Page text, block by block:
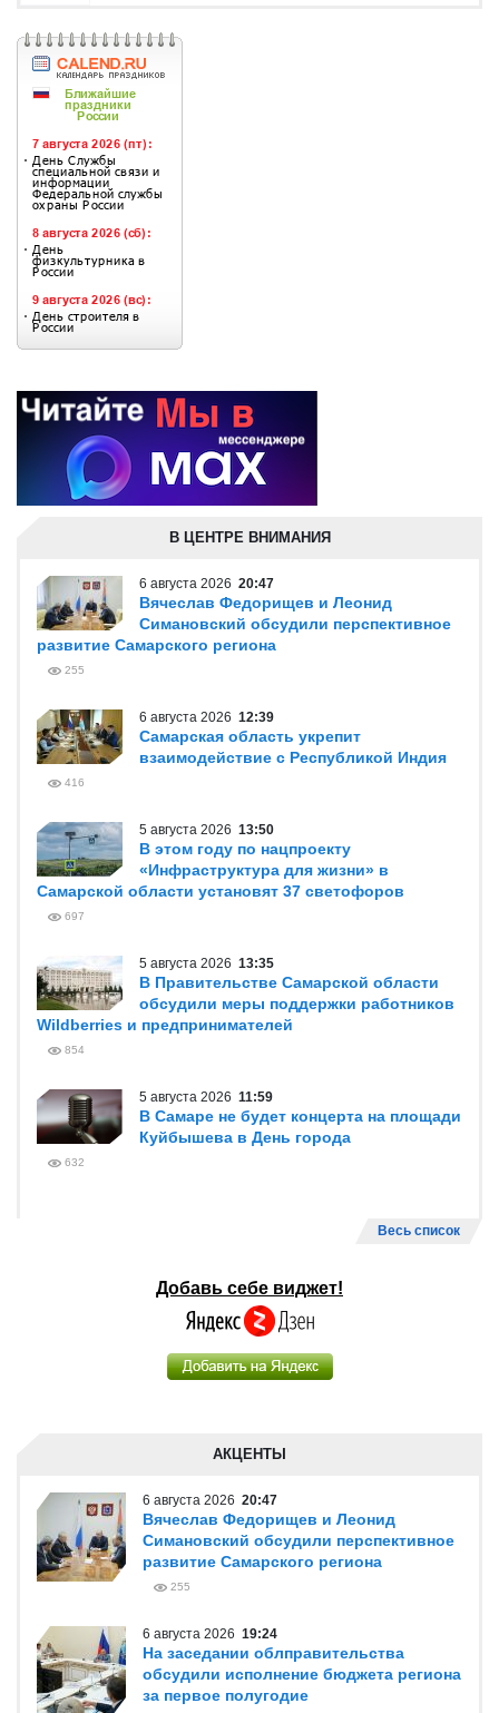
В ЦЕНТРЕ ВНИМАНИЯ
6 августа 2026 20:47
Вячеслав Федорищев и Леонид
Симановский обсудили перспективное
развитие Самарского региона
255
6 августа 2026 12:39
Самарская область укрепит
взаимодействие с Республикой Индия
416
5 августа 2026 13:50
В этом году по нацпроекту
«Инфраструктура для жизни» в
Самарской области установят 37 светофоров
697
5 августа 2026 13:35
В Правительстве Самарской области
обсудили меры поддержки работников
Wildberries и предпринимателей
854
5 августа 2026 11:59
В Самаре не будет концерта на площади
Куйбышева в День города
632
Весь список
Добавь себе виджет!
АКЦЕНТЫ
6 августа 2026 20:47
Вячеслав Федорищев и Леонид
Симановский обсудили перспективное
развитие Самарского региона
255
6 августа 2026 19:24
На заседании облправительства
обсудили исполнение бюджета региона
за первое полугодие